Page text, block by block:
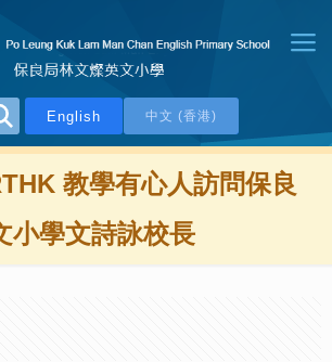
English 中文 (香港)
教學有心人訪問保良
小學文詩詠校長